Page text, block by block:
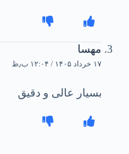
مهسا
۱۷ خرداد ۱۴۰۵ / ۱۲:۰۴ ب٫ظ
بسیار عالی و دقیق